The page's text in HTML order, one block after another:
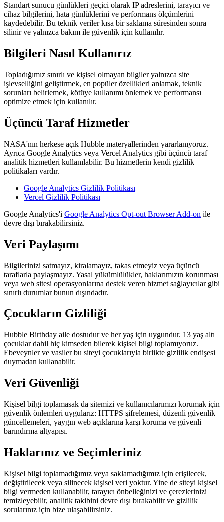
Standart sunucu günlükleri geçici olarak IP adreslerini, tarayıcı ve
cihaz bilgilerini, hata günlüklerini ve performans ölçümlerini
kaydedebilir. Bu teknik veriler kısa bir saklama süresinden sonra
silinir ve yalnızca bakım ile güvenlik için kullanılır.
Bilgileri Nasıl Kullanırız
Topladığımız sınırlı ve kişisel olmayan bilgiler yalnızca site
işlevselliğini geliştirmek, en popüler özellikleri anlamak, teknik
sorunları belirlemek, kötüye kullanımı önlemek ve performansı
optimize etmek için kullanılır.
Üçüncü Taraf Hizmetler
NASA'nın herkese açık Hubble materyallerinden yararlanıyoruz.
Ayrıca Google Analytics veya Vercel Analytics gibi üçüncü taraf
analitik hizmetleri kullanılabilir. Bu hizmetlerin kendi gizlilik
politikaları vardır.
Google Analytics Gizlilik Politikası
Vercel Gizlilik Politikası
Google Analytics'i Google Analytics Opt-out Browser Add-on ile
devre dışı bırakabilirsiniz.
Veri Paylaşımı
Bilgilerinizi satmayız, kiralamayız, takas etmeyiz veya üçüncü
taraflarla paylaşmayız. Yasal yükümlülükler, haklarımızın korunması
veya web sitesi operasyonlarına destek veren hizmet sağlayıcılar gibi
sınırlı durumlar bunun dışındadır.
Çocukların Gizliliği
Hubble Birthday aile dostudur ve her yaş için uygundur. 13 yaş altı
çocuklar dahil hiç kimseden bilerek kişisel bilgi toplamıyoruz.
Ebeveynler ve vasiler bu siteyi çocuklarıyla birlikte gizlilik endişesi
duymadan kullanabilir.
Veri Güvenliği
Kişisel bilgi toplamasak da sitemizi ve kullanıcılarımızı korumak için
güvenlik önlemleri uygularız: HTTPS şifrelemesi, düzenli güvenlik
güncellemeleri, yaygın web açıklarına karşı koruma ve güvenli
barındırma altyapısı.
Haklarınız ve Seçimleriniz
Kişisel bilgi toplamadığımız veya saklamadığımız için erişilecek,
değiştirilecek veya silinecek kişisel veri yoktur. Yine de siteyi kişisel
bilgi vermeden kullanabilir, tarayıcı önbelleğinizi ve çerezlerinizi
temizleyebilir, analitik takibini devre dışı bırakabilir ve gizlilik
sorularınız için bize ulaşabilirsiniz.